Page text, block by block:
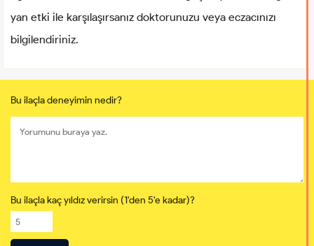
yan etki ile karşılaşırsanız doktorunuzu veya eczacınızı
bilgilendiriniz.
Bu ilaçla deneyimin nedir?
Bu ilaçla kaç yıldız verirsin (1'den 5'e kadar)?